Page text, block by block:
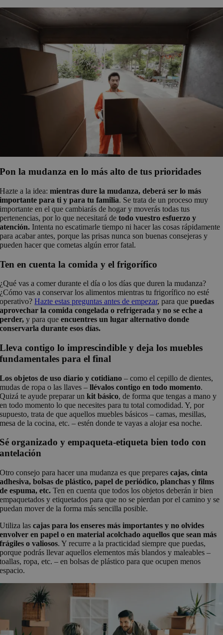
Pon la mudanza en lo más alto de tus prioridades
Hazte a la idea:mientras dure la mudanza, deberá ser lo más
importante para ti y para tu familia. Se trata de un proceso muy
importante en el que cambiarás de hogar y moverás todas tus
pertenencias, por lo que necesitará detodo vuestro esfuerzo y
atención. Intenta no escatimarle tiempo ni hacer las cosas rápidamente
para acabar antes, porque las prisas nunca son buenas consejeras y
pueden hacer que cometas algún error fatal.
Ten en cuenta la comida y el frigorífico
¿Qué vas a comer durante el día o los días que duren la mudanza?
¿Cómo vas a conservar los alimentos mientras tu frigorífico no esté
operativo?Hazte estas preguntas antes de empezar, para quepuedas
aprovechar la comida congelada o refrigerada y no se eche a
perder, y para queencuentres un lugar alternativo donde
conservarla durante esos días.
Lleva contigo lo imprescindible y deja los muebles
fundamentales para el final
Los objetos de uso diario y cotidiano – como el cepillo de dientes,
mudas de ropa o las llaves –llévalos contigo en todo momento.
Quizá te ayude preparar unkit básico, de forma que tengas a mano y
en todo momento lo que necesites para tu total comodidad. Y, por
supuesto, trata de que aquellos muebles básicos – camas, mesillas,
mesa de la cocina, etc. – estén donde te vayas a alojar esa noche.
Sé organizado y empaqueta-etiqueta bien todo con
antelación
Otro consejo para hacer una mudanza es que preparescajas, cinta
adhesiva, bolsas de plástico, papel de periódico, planchas y films
de espuma, etc. Ten en cuenta que todos los objetos deberán ir bien
empaquetados y etiquetados para que no se pierdan por el camino y se
puedan mover de la forma más sencilla posible.
Utiliza lascajas para los enseres más importantes y no olvides
envolver en papel o en material acolchado aquellos que sean más
frágiles o valiosos. Y recurre a la practicidad siempre que puedas,
porque podrás llevar aquellos elementos más blandos y maleables –
toallas, ropa, etc. – en bolsas de plástico para que ocupen menos
espacio.